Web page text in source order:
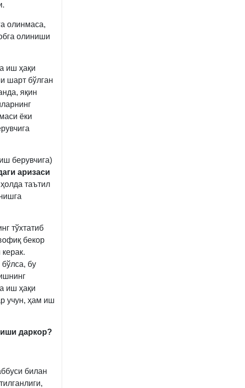
олинмаса,
олиниши
иш ҳақи
шарт бўлган
яқин
ёки
берувчига)
аризаси
таътил
тўхтатиб
бекор
бу
иш ҳақи
учун, ҳам иш
даркор?
билан